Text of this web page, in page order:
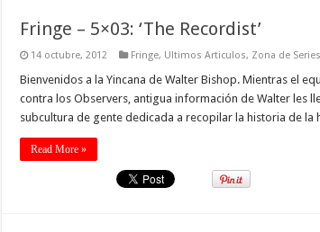
Fringe – 5×03: ‘The Recordist’
14 octubre, 2012 Fringe, Ultimos Articulos, Zona de Series
Bienvenidos a la Yincana de Walter Bishop. Mientras el
contra los Observers, antigua información de Walter les
subcultura de gente dedicada a recopilar la historia de la
Read More »